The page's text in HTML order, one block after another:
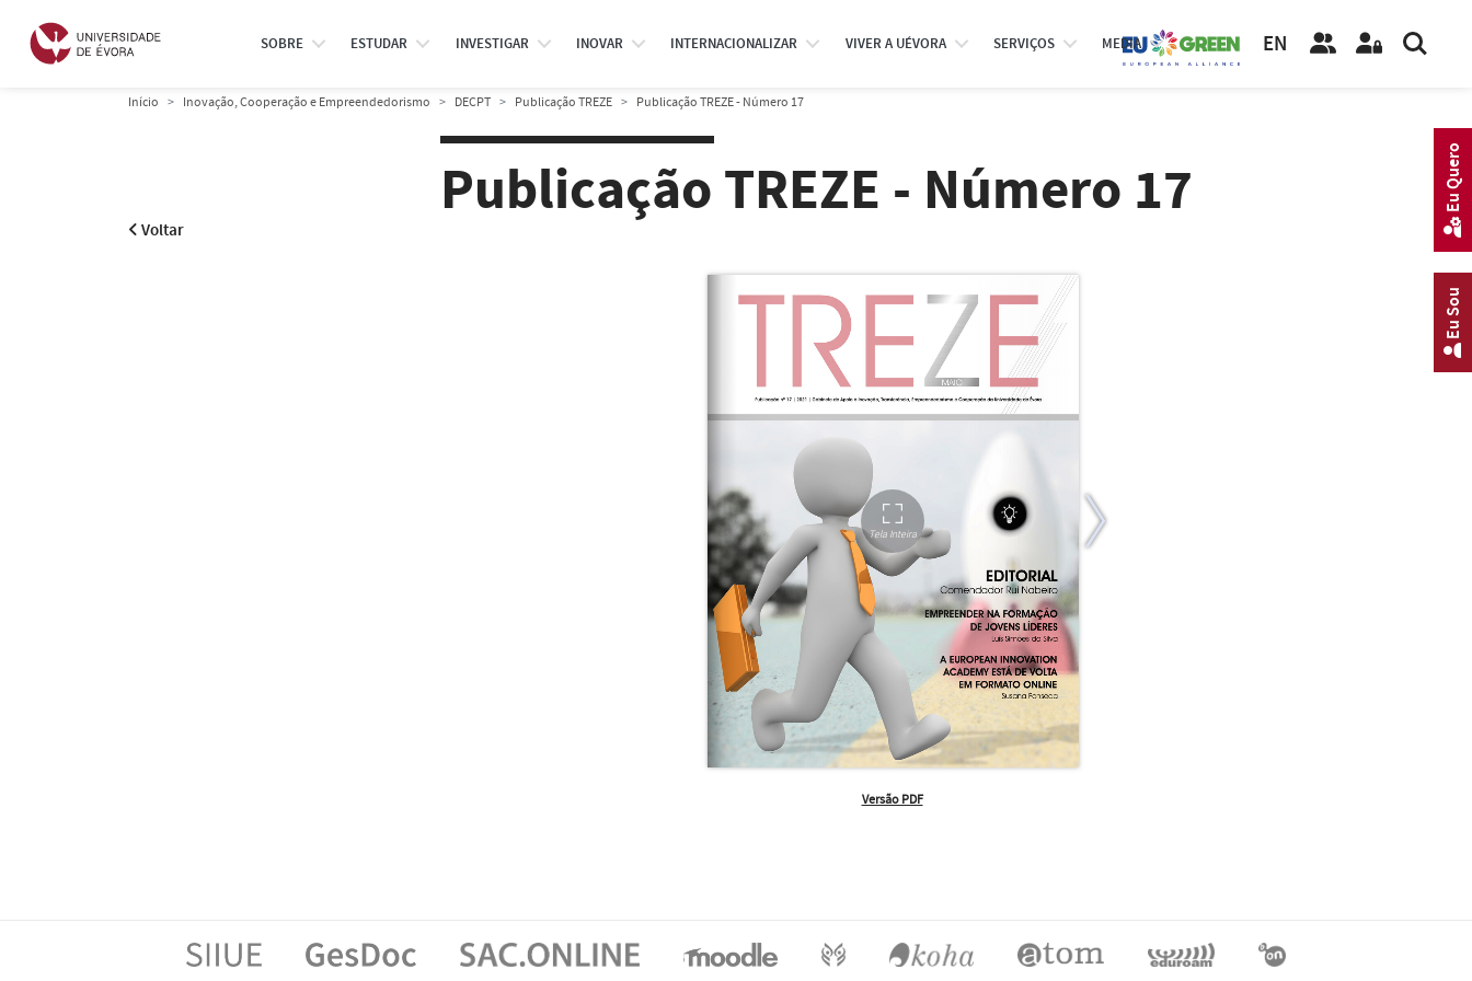
SOBRE ESTUDAR INVESTIGAR INOVAR INTERNACIONALIZAR VIVER A UÉVORA SERVIÇOS MEDIA EN
Início Inovação, Cooperação e Empreendedorismo DECPT Publicação TREZE Publicação TREZE - Número 17
Voltar
Publicação TREZE - Número 17
Versão PDF
Eu Sou
Eu Quero